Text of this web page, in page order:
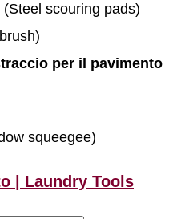
(Steel scouring pads)
per il pavimento
squeegee)
| Laundry Tools